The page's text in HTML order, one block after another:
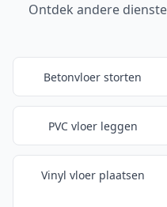
Ontdek andere
Betonvloer storten
PVC vloer leggen
Vinyl vloer plaatsen